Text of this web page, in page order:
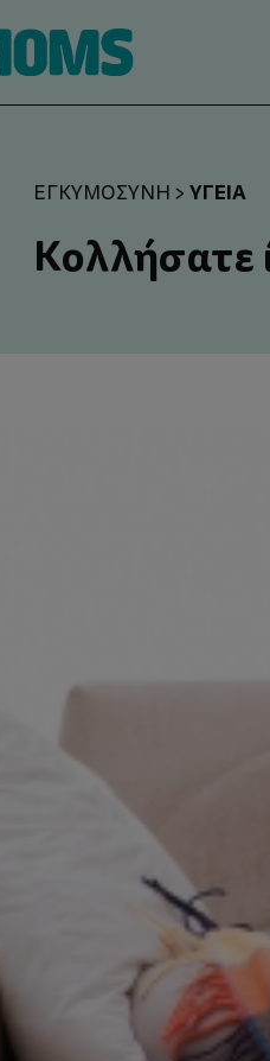
ΕΓΚΥΜΟΣΎΝΗ > ΥΓΕΊΑ
Κολλήσατε